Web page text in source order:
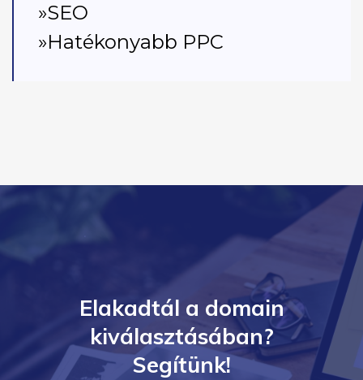
»SEO
»Hatékonyabb PPC
Elakadtál a domain
kiválasztásában?
Segítünk!